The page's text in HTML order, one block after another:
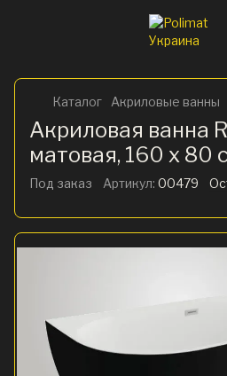
Каталог Акриловые ванны
Акриловая ванна
матовая, 160 x 80
Под заказ Артикул: 00479